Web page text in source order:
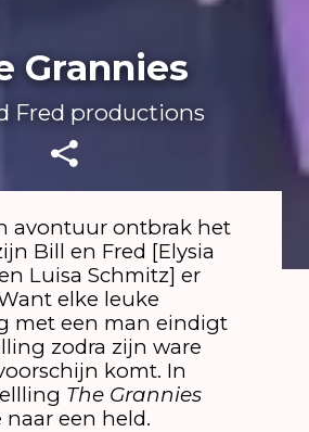
Grannies
Fred productions
avontuur ontbrak het
Bill en Fred [Elysia
Luisa Schmitz] er
elke leuke
met een man eindigt
zodra zijn ware
komt. In
The Grannies
naar een held.